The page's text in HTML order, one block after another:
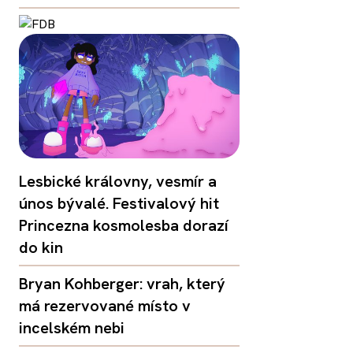
Lesbické královny, vesmír a
únos bývalé. Festivalový hit
Princezna kosmolesba dorazí
do kin
Bryan Kohberger: vrah, který
má rezervované místo v
incelském nebi